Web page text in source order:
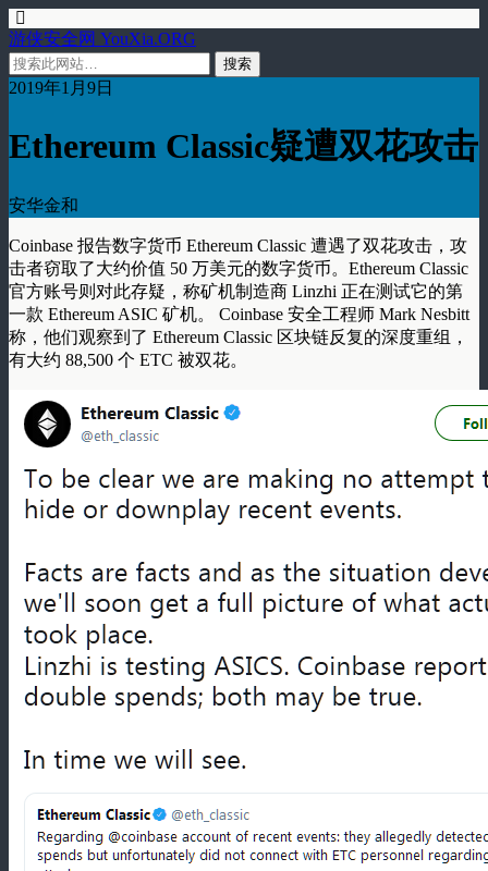
游侠安全网 YouXia.ORG
2019年1月9日
Ethereum Classic疑遭双花攻击
安华金和
Coinbase 报告数字货币 Ethereum Classic 遭遇了双花攻击，攻
击者窃取了大约价值 50 万美元的数字货币。Ethereum Classic
官方账号则对此存疑，称矿机制造商 Linzhi 正在测试它的第
一款 Ethereum ASIC 矿机。 Coinbase 安全工程师 Mark Nesbitt
称，他们观察到了 Ethereum Classic 区块链反复的深度重组，
有大约 88,500 个 ETC 被双花。